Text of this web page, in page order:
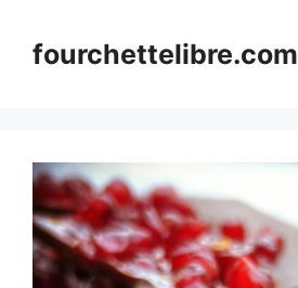
contentfourchettelibre.com